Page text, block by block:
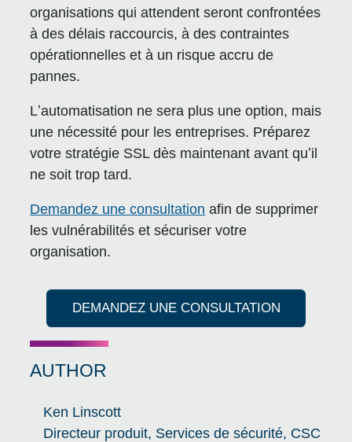
organisations qui attendent seront confrontées
à des délais raccourcis, à des contraintes
opérationnelles et à un risque accru de
pannes.
Lʼautomatisation ne sera plus une option, mais
une nécessité pour les entreprises. Préparez
votre stratégie SSL dès maintenant avant quʼil
ne soit trop tard.
Demandez une consultation afin de supprimer
les vulnérabilités et sécuriser votre
organisation.
DEMANDEZ UNE CONSULTATION
AUTHOR
Ken Linscott
Directeur produit, Services de sécurité, CSC